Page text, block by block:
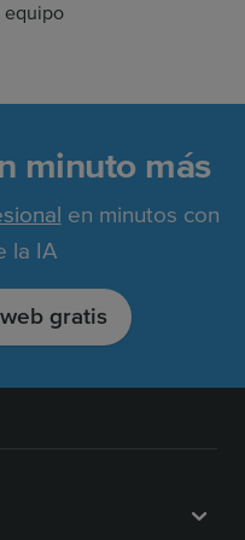
equipo
minuto más
en minutos con
la IA
gratis